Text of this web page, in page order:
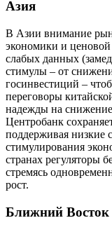
Азия
В Азии внимание
экономики и ценовой
слабых данных
стимулы – от
госинвестиций –
переговоры
надежды на
Центробанк
поддерживая низкие
стимулирования
странах регуляторы
стремясь
рост.
Ближний Восток